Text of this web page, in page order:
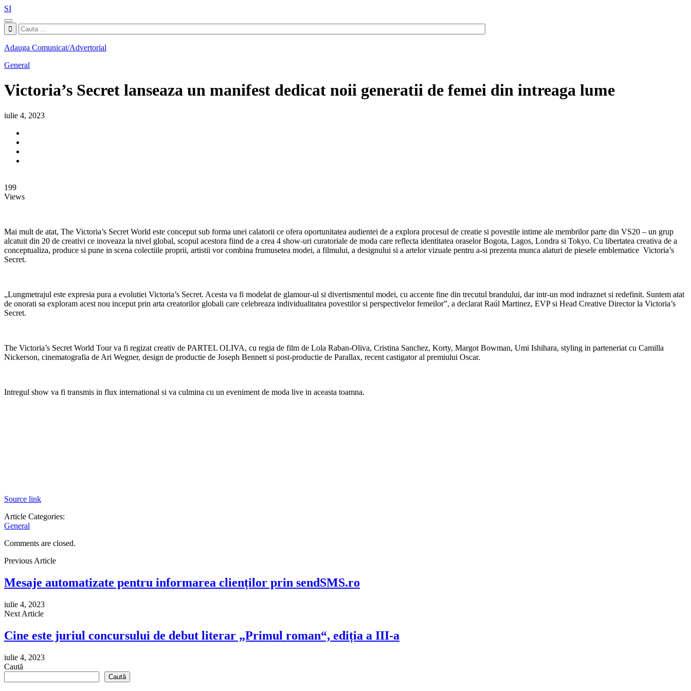
SI
Adauga Comunicat/Advertorial
General
Victoria’s Secret lanseaza un manifest dedicat noii generatii de femei din intreaga lume
iulie 4, 2023
199
Views
Mai mult de atat, The Victoria’s Secret World este conceput sub forma unei calatorii ce ofera oportunitatea audientei de a explora procesul de creatie si povestile intime ale membrilor parte din VS20 – un grup
alcatuit din 20 de creativi ce inoveaza la nivel global, scopul acestora fiind de a crea 4 show-uri curatoriale de moda care reflecta identitatea oraselor Bogota, Lagos, Londra si Tokyo. Cu libertatea creativa de a
conceptualiza, produce si pune in scena colectiile proprii, artistii vor combina frumusetea modei, a filmului, a designului si a artelor vizuale pentru a-si prezenta munca alaturi de piesele emblematice Victoria’s
Secret.
„Lungmetrajul este expresia pura a evolutiei Victoria’s Secret. Acesta va fi modelat de glamour-ul si divertismentul modei, cu accente fine din trecutul brandului, dar intr-un mod indraznet si redefinit. Suntem atat
de onorati sa exploram acest nou inceput prin arta creatorilor globali care celebreaza individualitatea povestilor si perspectivelor femeilor”, a declarat Raúl Martinez, EVP si Head Creative Director la Victoria’s
Secret.
The Victoria’s Secret World Tour va fi regizat creativ de PARTEL OLIVA, cu regia de film de Lola Raban-Oliva, Cristina Sanchez, Korty, Margot Bowman, Umi Ishihara, styling in parteneriat cu Camilla
Nickerson, cinematografia de Ari Wegner, design de productie de Joseph Bennett si post-productie de Parallax, recent castigator al premiului Oscar.
Intregul show va fi transmis in flux international si va culmina cu un eveniment de moda live in aceasta toamna.
Source link
Article Categories:
General
Comments are closed.
Previous Article
Mesaje automatizate pentru informarea clienților prin sendSMS.ro
iulie 4, 2023
Next Article
Cine este juriul concursului de debut literar „Primul roman“, ediția a III-a
iulie 4, 2023
Caută
Caută